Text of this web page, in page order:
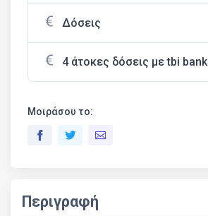
Δόσεις
4 άτοκες δόσεις με tbi bank
Μοιράσου το:
Περιγραφή